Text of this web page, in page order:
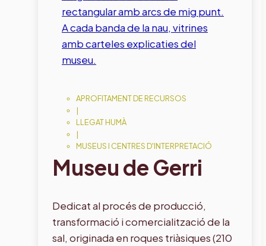
APROFITAMENT DE RECURSOS
|
LLEGAT HUMÀ
|
MUSEUS I CENTRES D'INTERPRETACIÓ
Museu de Gerri
Dedicat al procés de producció,
transformació i comercialització de la
sal, originada en roques triàsiques (210